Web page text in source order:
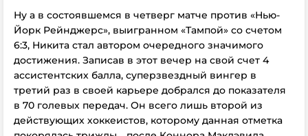
Ну а в состоявшемся в четверг матче против «Нью-
Йорк Рейнджерс», выигранном «Тампой» со счетом
6:3, Никита стал автором очередного значимого
достижения. Записав в этот вечер на свой счет 4
ассистентских балла, суперзвездный вингер в
третий раз в своей карьере добрался до показателя
в 70 голевых передач. Он всего лишь второй из
действующих хоккеистов, которому данная отметка